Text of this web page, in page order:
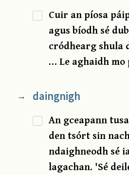
Cuir an píosa
agus bíodh sé
cródhearg shula
… Le aghaidh mo
→ daingnigh
An gceapann
den tsórt sin
ndaighneodh sé
lagachan. 'Sé